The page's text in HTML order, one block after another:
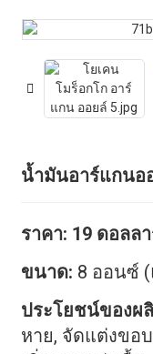
น้ำมันอาร์แกนอ
ราคา: 19 ดอลล
ขนาด: 8 ออนซ์
ประโยชน์ของ
หาย, จัดแต่งขอ